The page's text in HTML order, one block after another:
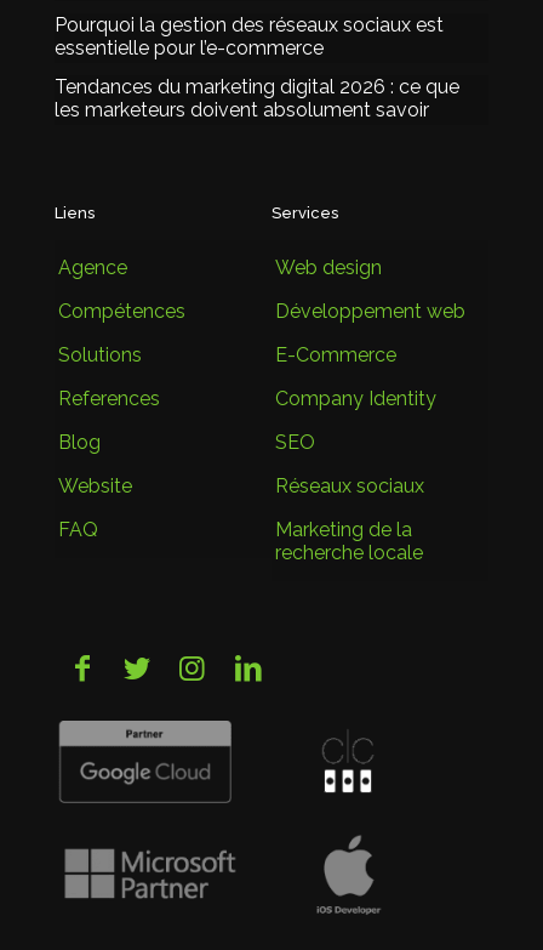
Pourquoi la gestion des réseaux sociaux est
essentielle pour l’e-commerce
Tendances du marketing digital 2026 : ce que
les marketeurs doivent absolument savoir
Liens
Agence
Compétences
Solutions
References
Blog
Website
FAQ
Services
Web design
Développement web
E-Commerce
Company Identity
SEO
Réseaux sociaux
Marketing de la
recherche locale